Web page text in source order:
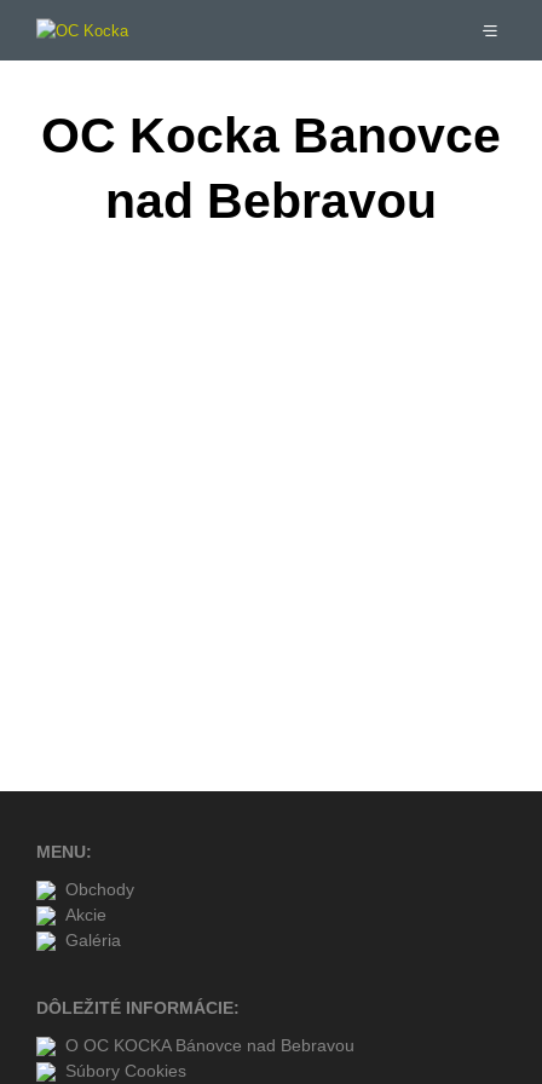
OC Kocka Banovce
nad Bebravou
MENU:
Obchody
Akcie
Galéria
DÔLEŽITÉ INFORMÁCIE:
O OC KOCKA Bánovce nad Bebravou
Súbory Cookies